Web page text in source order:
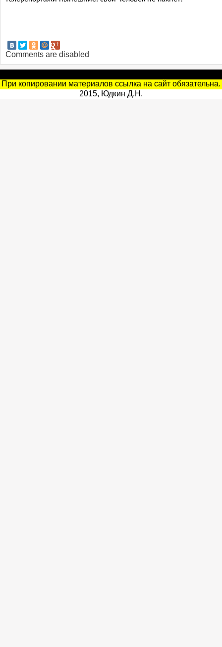
Comments are disabled
При копировании материалов ссылка на сайт обязательна.
2015, Юдкин Д.Н.